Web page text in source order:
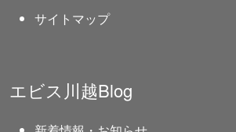
サイトマップ
エビス川越Blog